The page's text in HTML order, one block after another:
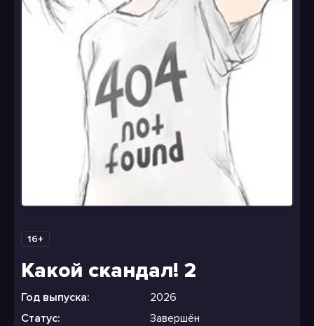
16+
Какой скандал! 2
Год выпуска:
2026
Статус:
Завершён